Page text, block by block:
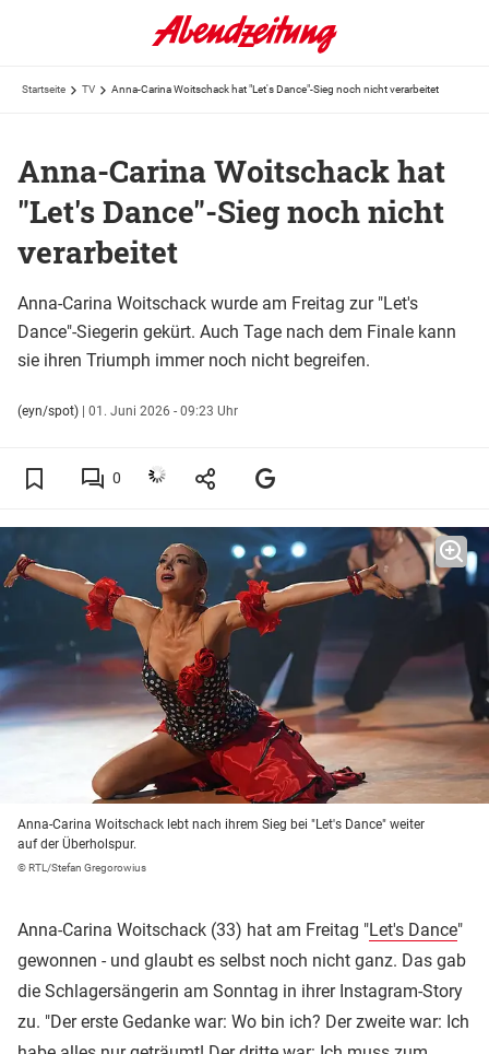
Startseite TV Anna-Carina Woitschack hat "Let's Dance"-Sieg noch nicht verarbeitet
Anna-Carina Woitschack hat
"Let's Dance"-Sieg noch nicht
verarbeitet
Anna-Carina Woitschack wurde am Freitag zur "Let's
Dance"-Siegerin gekürt. Auch Tage nach dem Finale kann
sie ihren Triumph immer noch nicht begreifen.
(eyn/spot) | 01. Juni 2026 - 09:23 Uhr
0
Anna-Carina Woitschack lebt nach ihrem Sieg bei "Let's Dance" weiter
auf der Überholspur.
© RTL/Stefan Gregorowius
Anna-Carina Woitschack (33) hat am Freitag "Let's Dance"
gewonnen - und glaubt es selbst noch nicht ganz. Das gab
die Schlagersängerin am Sonntag in ihrer Instagram-Story
zu. "Der erste Gedanke war: Wo bin ich? Der zweite war: Ich